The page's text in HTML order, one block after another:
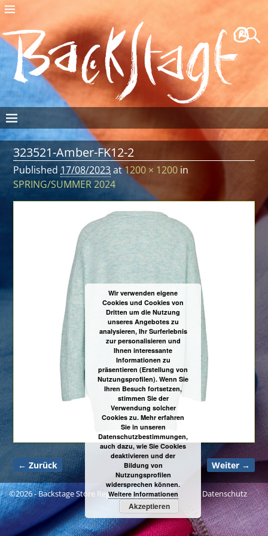
323521-Amber-FK12-2
Published 17/08/2023at1200 × 1200 in
SPRING/SUMMER 2024
Bilder-Navigation
← Zurück Weiter →
©2026 -Backstage Store Regensburg Datenschutz
Wir verwenden eigene
Cookies und Cookies von
Dritten um die Nutzung
unseres Angebotes zu
analysieren, Ihr Surferlebnis
zur personalisieren und
Ihnen interessante
Informationen zu
präsentieren (Erstellung von
Nutzungsprofilen). Wenn Sie
Ihren Besuch fortsetzen,
stimmen Sie der
Verwendung solcher
Cookies zu. Mehr erfahren
Sie in unseren
Datenschutzbestimmungen,
auch dazu, wie Sie Cookies
deaktivieren und der
Bildung von
Nutzungsprofilen
widersprechen können.
Weitere Informationen
Akzeptieren